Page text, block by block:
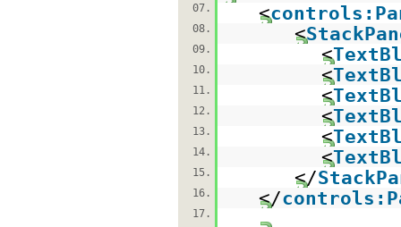
07. <
08. <
09. <
10. <
11. <
12. <
13. <
14. <
15. </
16. </
17.